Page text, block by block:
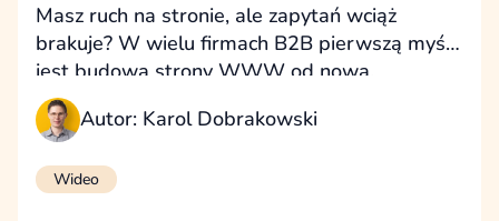
Masz ruch na stronie, ale zapytań wciąż
brakuje? W wielu firmach B2B pierwszą myślą
jest budowa strony WWW od nowa.
W praktyce problem często leży gdzie indziej.
Sprawdź 5 najczęstszych powodów niskiej
kiedy faktycznie warto stworzyć stronę
Autor: Karol Dobrakowski
Wideo